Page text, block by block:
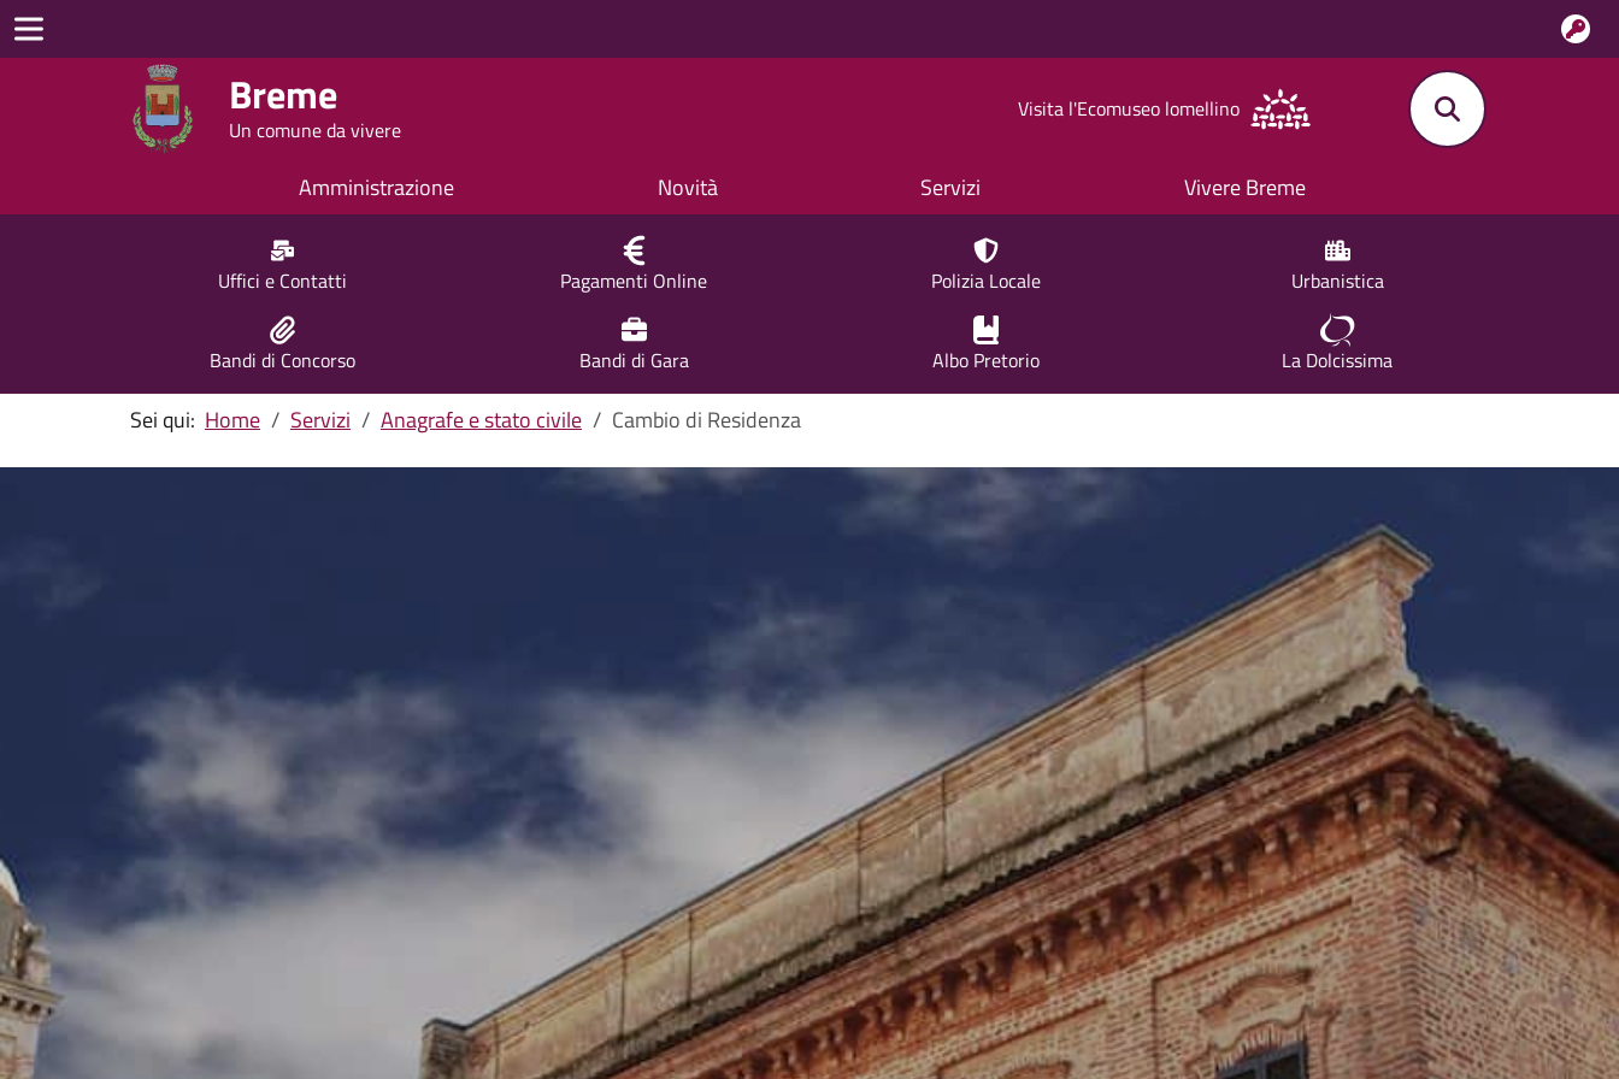
Breme
Un comune da vivere
Visita l'Ecomuseo lomellino
Amministrazione Novità Servizi Vivere Breme
Uffici e Contatti Pagamenti Online Polizia Locale Urbanistica
Bandi di Concorso Bandi di Gara Albo Pretorio La Dolcissima
Sei qui: Home Servizi Anagrafe e stato civile Cambio di Residenza